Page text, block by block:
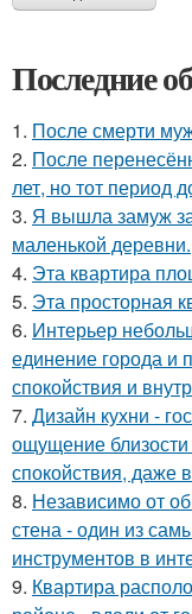
Последние
1. После смерти
2. После
лет, но тот период
3. Я вышла замуж
маленькой деревни.
4. Эта квартира
5. Эта просторная
6. Интерьер
единение города и
спокойствия и
7. Дизайн кухни -
ощущение близости
спокойствия, даже
8. Независимо от
стена - один из
инструментов в
9. Квартира